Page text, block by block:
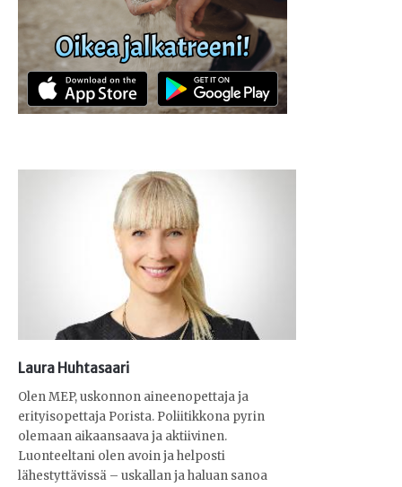
Laura Huhtasaari
Olen MEP, uskonnon aineenopettaja ja
erityisopettaja Porista. Poliitikkona pyrin
olemaan aikaansaava ja aktiivinen.
Luonteeltani olen avoin ja helposti
lähestyttävissä – uskallan ja haluan sanoa